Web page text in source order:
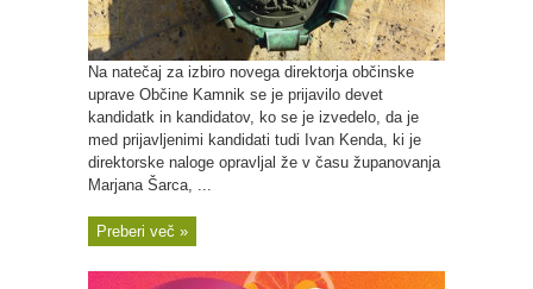
Na natečaj za izbiro novega direktorja občinske
uprave Občine Kamnik se je prijavilo devet
kandidatk in kandidatov, ko se je izvedelo, da je
med prijavljenimi kandidati tudi Ivan Kenda, ki je
direktorske naloge opravljal že v času županovanja
Marjana Šarca, ...
Preberi več »